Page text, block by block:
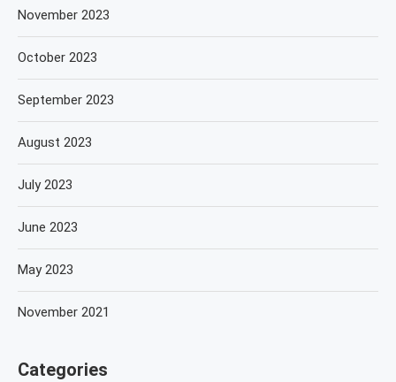
November 2023
October 2023
September 2023
August 2023
July 2023
June 2023
May 2023
November 2021
Categories